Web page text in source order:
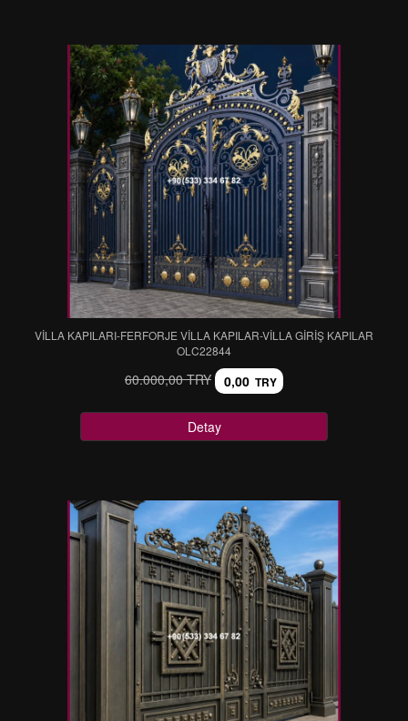
VİLLA KAPILARI-FERFORJE VİLLA KAPILAR-VİLLA GİRİŞ KAPILAR
OLC22844
60.000,00 TRY 0,00 TRY
Detay